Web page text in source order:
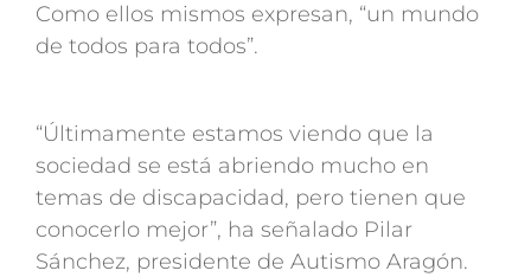
Como ellos mismos expresan, “un mundo
de todos para todos”.
“Últimamente estamos viendo que la
sociedad se está abriendo mucho en
temas de discapacidad, pero tienen que
conocerlo mejor”, ha señalado Pilar
Sánchez, presidente de Autismo Aragón.